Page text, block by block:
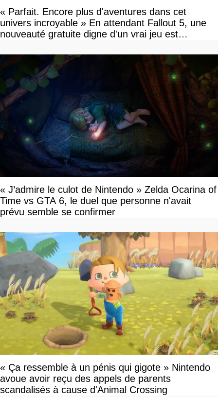
« Parfait. Encore plus d'aventures dans cet
univers incroyable » En attendant Fallout 5, une
nouveauté gratuite digne d'un vrai jeu est
« J’admire le culot de Nintendo » Zelda Ocarina of
Time vs GTA 6, le duel que personne n'avait
prévu semble se confirmer
« Ça ressemble à un pénis qui gigote » Nintendo
avoue avoir reçu des appels de parents
scandalisés à cause d'Animal Crossing